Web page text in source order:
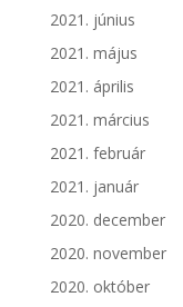
2021. június
2021. május
2021. április
2021. március
2021. február
2021. január
2020. december
2020. november
2020. október